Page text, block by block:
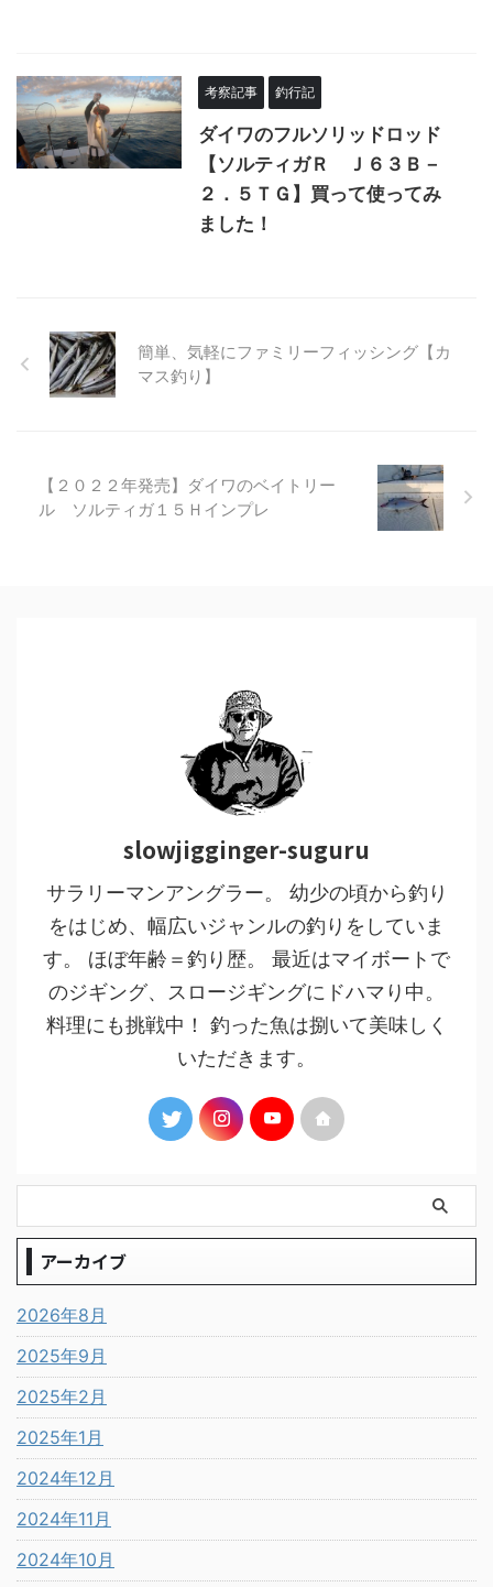
考察記事 釣行記
ダイワのフルソリッドロッド
【ソルティガＲ Ｊ６３Ｂ－
２．５ＴＧ】買って使ってみ
ました！
簡単、気軽にファミリーフィッシング【カ
マス釣り】
【２０２２年発売】ダイワのベイトリー
ル ソルティガ１５Ｈインプレ
slowjigginger-suguru
サラリーマンアングラー。 幼少の頃から釣り
をはじめ、幅広いジャンルの釣りをしていま
す。 ほぼ年齢＝釣り歴。 最近はマイボートで
のジギング、スロージギングにドハマり中。
料理にも挑戦中！ 釣った魚は捌いて美味しく
いただきます。
アーカイブ
2026年8月
2025年9月
2025年2月
2025年1月
2024年12月
2024年11月
2024年10月